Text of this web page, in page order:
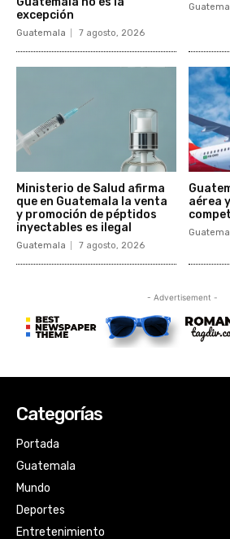
Categorías
Portada
Guatemala
Mundo
Deportes
Entretenimiento